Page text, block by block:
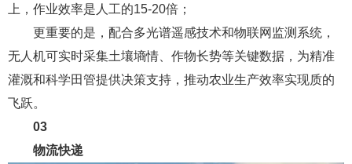
上，作业效率是人工的15-20倍；
更重要的是，配合多光谱遥感技术和物联网监测系统，
无人机可实时采集土壤墒情、作物长势等关键数据，为精准
灌溉和科学田管提供决策支持，推动农业生产效率实现质的
飞跃。
03
物流快递